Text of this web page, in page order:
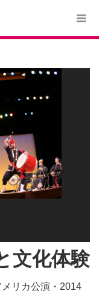
文化体験
リカ公演・2014